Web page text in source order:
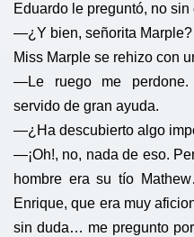
Eduardo le preguntó, no sin
—¿Y bien, señorita Marple?
Miss Marple se rehizo con
—Le ruego me perdone.
servido de gran ayuda.
—¿Ha descubierto algo
—¡Oh!, no, nada de eso.
hombre era su tío
Enrique, que era muy
sin duda… me pregunto